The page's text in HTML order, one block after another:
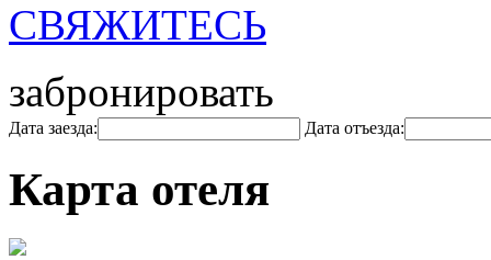
СВЯЖИТЕСЬ
забронировать
Дата заезда: Дата отъезда:
Карта отеля